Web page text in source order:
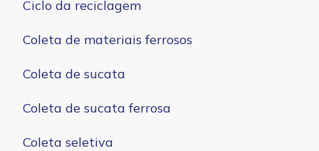
Ciclo da reciclagem
Coleta de materiais ferrosos
Coleta de sucata
Coleta de sucata ferrosa
Coleta seletiva